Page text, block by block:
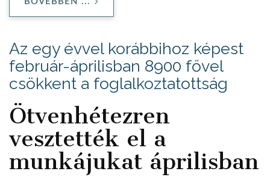
Az egy évvel korábbihoz képest
február-áprilisban 8900 fővel
csökkent a foglalkoztatottság
Ötvenhétezren
vesztették el a
munkájukat áprilisban